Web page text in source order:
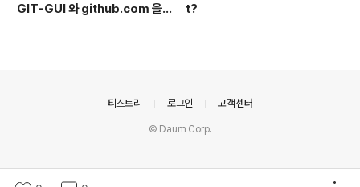
GIT-GUI 와 github.com 을
t?
티스토리 로그인 고객센터
© Daum Corp.